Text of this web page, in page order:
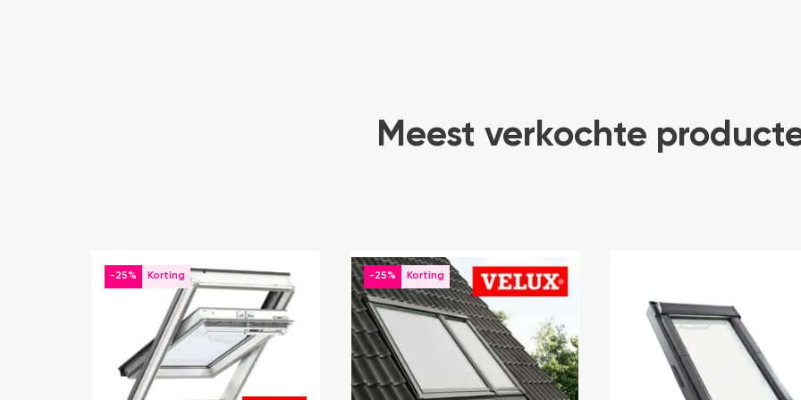
Meest verkochte
-25% -25%